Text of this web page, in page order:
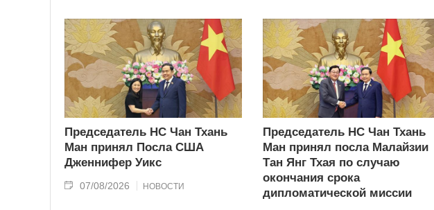
Председатель НС Чан Тхань
Ман принял Посла США
Дженнифер Уикс
07/08/2026 НОВОСТИ
Председатель НС Чан Тхань
Ман принял посла Малайзии
Тан Янг Тхая по случаю
окончания срока
дипломатической миссии